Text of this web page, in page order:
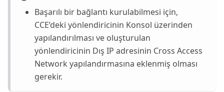
Başarılı bir bağlantı kurulabilmesi için,
CCE’deki yönlendiricinin Konsol üzerinden
yapılandırılması ve oluşturulan
yönlendiricinin Dış IP adresinin Cross Access
Network yapılandırmasına eklenmiş olması
gerekir.